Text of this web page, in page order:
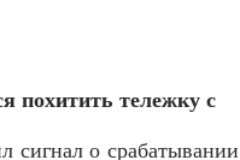
похитить тележку с
сигнал о срабатывании